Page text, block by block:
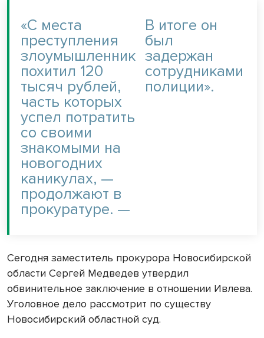
«С места
преступления
злоумышленник
похитил 120
тысяч рублей,
часть которых
успел потратить
со своими
знакомыми на
новогодних
каникулах, —
продолжают в
прокуратуре. —
В итоге он
был
задержан
сотрудниками
полиции».
Сегодня заместитель прокурора Новосибирской
области Сергей Медведев утвердил
обвинительное заключение в отношении Ивлева.
Уголовное дело рассмотрит по существу
Новосибирский областной суд.